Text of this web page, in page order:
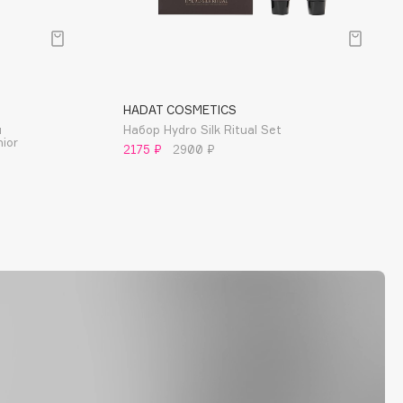
HADAT COSMETICS
Набор Hydro Silk Ritual Set
2175 ₽
2900 ₽